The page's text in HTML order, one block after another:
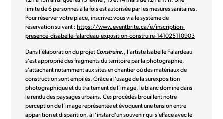
limite de 6 personnes à la fois est autorisée par les mesures sanitaires.
Pour réserver votre place, inscrivez vous via le système de
réservation suivant :https://www.eventbrite.ca/e/inscription-
presence-disabelle-falardeau-exposition-construire-141025110903
Dans l’élaboration du projetConstruire., l’artiste Isabelle Falardeau
s’est approprié des fragments du territoire par la photographie,
s’attachant notamment aux sites en chantier où des matériaux de
construction sont empilés. Grâce à l’usage de la surexposition
photographique et du traitement de l’image, le blanc domine dans
le rendu des paysages urbains. Ces procédés brouillent notre
perception de l’image représentée et évoquent une tension entre
apparition et disparition, à l’instar d’un souvenir qui s’efface avec le